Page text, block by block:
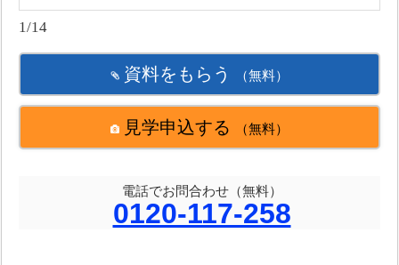
1/14
資料をもらう （無料）
見学申込する （無料）
電話でお問合わせ（無料）
0120-117-258